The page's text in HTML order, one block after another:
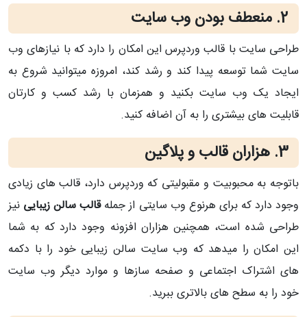
2. منعطف بودن وب سایت
طراحی سایت با قالب وردپرس این امکان را دارد که با نیازهای وب
سایت شما توسعه پیدا کند و رشد کند، امروزه میتوانید شروع به
ایجاد یک وب سایت بکنید و همزمان با رشد کسب و کارتان
قابلیت های بیشتری را به آن اضافه کنید.
3. هزاران قالب و پلاگین
باتوجه به محبوبیت و مقبولیتی که وردپرس دارد، قالب های زیادی
وجود دارد که برای هرنوع وب سایتی از جملهقالب سالن زیبایی نیز
طراحی شده است، همچنین هزاران افزونه وجود دارد که به شما
این امکان را میدهد که وب سایت سالن زیبایی خود را با دکمه
های اشتراک اجتماعی و صفحه سازها و موارد دیگر وب سایت
خود را به سطح های بالاتری ببرید.